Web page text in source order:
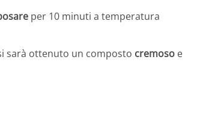
per 10 minuti a temperatura
sarà ottenuto un composto cremoso e